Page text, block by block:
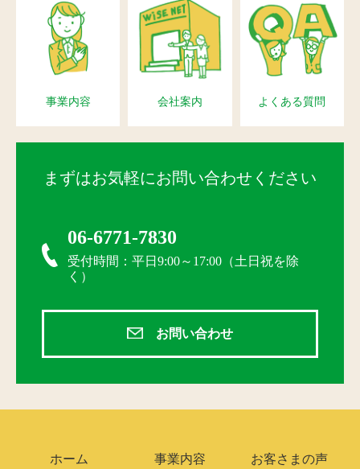
事業内容 会社案内 よくある質問
まずはお気軽にお問い合わせください
06-6771-7830
受付時間：平日9:00～17:00（土日祝を除
く）
お問い合わせ
ホーム 事業内容 お客さまの声